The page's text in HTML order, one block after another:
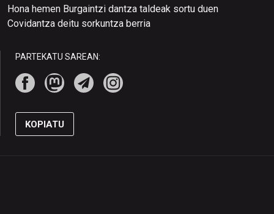
Hona hemen Burgaintzi dantza taldeak sortu duen
Covidantza deitu sorkuntza berria
PARTEKATU SAREAN:
KOPIATU